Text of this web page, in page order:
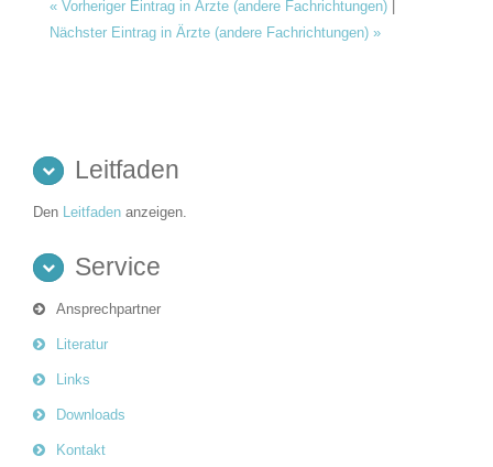
« Vorheriger Eintrag in Ärzte (andere Fachrichtungen)
Nächster Eintrag in Ärzte (andere Fachrichtungen) »
Leitfaden
Den Leitfaden anzeigen.
Service
Ansprechpartner
Literatur
Links
Downloads
Kontakt